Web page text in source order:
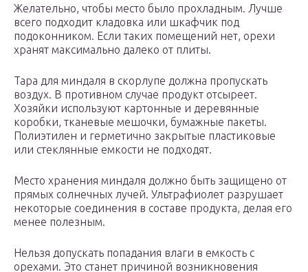
Желательно, чтобы место было прохладным. Лучше
всего подходит кладовка или шкафчик под
подоконником. Если таких помещений нет, орехи
хранят максимально далеко от плиты.
Тара для миндаля в скорлупе должна пропускать
воздух. В противном случае продукт отсыреет.
Хозяйки используют картонные и деревянные
коробки, тканевые мешочки, бумажные пакеты.
Полиэтилен и герметично закрытые пластиковые
или стеклянные емкости не подходят.
Место хранения миндаля должно быть защищено от
прямых солнечных лучей. Ультрафиолет разрушает
некоторые соединения в составе продукта, делая его
менее полезным.
Нельзя допускать попадания влаги в емкость с
орехами. Это станет причиной возникновения